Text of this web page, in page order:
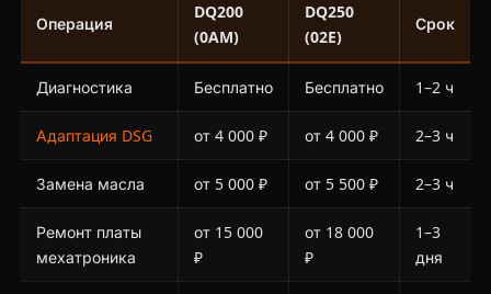
Операция
DQ200
(0AM)
DQ250
(02E)
Срок
Диагностика Бесплатно Бесплатно 1–2 ч
Адаптация DSG от 4 000 ₽ от 4 000 ₽ 2–3 ч
Замена масла от 5 000 ₽ от 5 500 ₽ 2–3 ч
Ремонт платы
мехатроника
от 15 000
₽
от 18 000
₽
1–3
дня